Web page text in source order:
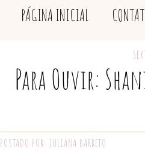
PÁGINA INICIAL
Para Ouvir:
POSTADO POR: JULIANA BARRETO